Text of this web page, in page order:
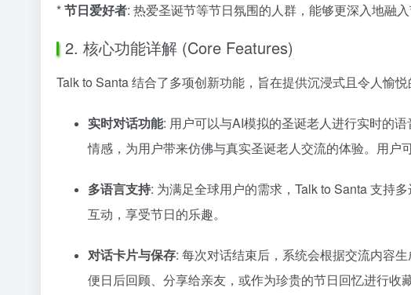
*节日爱好者: 热爱圣诞节等节日氛围的人群，能够更深入地融
2. 核心功能详解 (Core Features)
Talk to Santa 结合了多项创新功能，旨在提供沉浸式且令人愉悦
实时对话功能: 用户可以与AI模拟的圣诞老人进行实时的
情感，为用户带来仿佛与真实圣诞老人交流的体验。用户
多语言支持: 为满足全球用户的需求，Talk to Santa 支持
互动，享受节日的乐趣。
对话卡片与保存: 每次对话结束后，系统会根据交流内容
便日后回顾、分享给亲友，或作为珍贵的节日回忆进行收藏